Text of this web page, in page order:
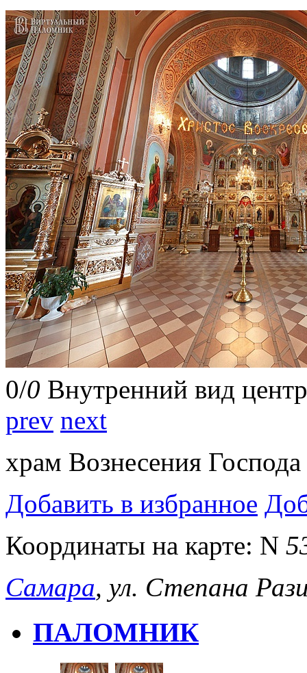
0/0 Внутренний вид
prev next
храм Вознесения
Добавить в избранное
Координаты на карте: N
Самара, ул. Степана
ПАЛОМНИК